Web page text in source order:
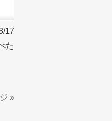
17
た
»